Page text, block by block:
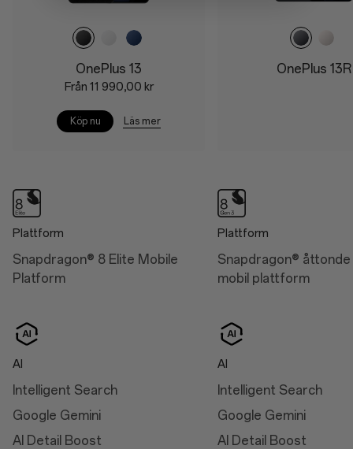
32MP Front Camera
Batteriladdning
6,000 mAh (Dual-cell
Charge
RadiantView
Mått
Dawn/Black Eclipse)
OnePlus 13
Från 11 990,00 kr
Köp nu Läs mer
Plattform
Snapdragon® 8 Elite Mobile
Platform
AI
Intelligent Search
Google Gemini
AI Detail Boost
OnePlus 13R
Plattform
Snapdragon® åttonde
mobil plattform
AI
Intelligent Search
Google Gemini
AI Detail Boost